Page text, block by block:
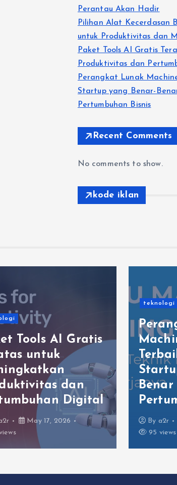
Perantau Akan Hadir
Pilihan Alat Kecerdasan
untuk Produktivitas dan
Paket Tools AI Gratis
Produktivitas dan
Perangkat Lunak
Startup yang Benar-
Pertumbuhan Bisnis
Recent Comments
No comments to show.
kode iklan
Tools AI Gratis
untuk
dan
Digital
May 17, 2026
teknologi
Benar
By a2r
95 views